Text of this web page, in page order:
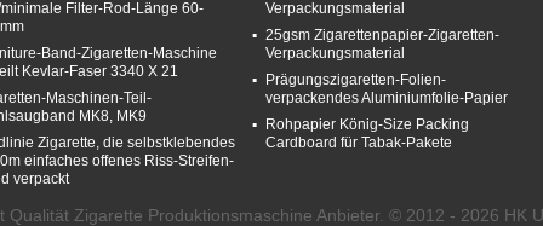
Seite::
ect
Angebot-
Drucken
Simplexkleber
Anwendung:
Zigaretten-
Kosmetik-Medizin-
Nahrungsmittelkarton-
Paket
Filter-Rod-Länge 60-
Band-Zigaretten-Maschine
Kevlar-Faser 3340 X 21
Maschinen-Teil-
MK8, MK9
Zigarette, die selbstklebendes
einfaches offenes Riss-Streifen-
verpackt
Verpackungsmaterial
25gsm Zigarettenpapier-Zigaretten-
Verpackungsmaterial
Prägungszigaretten-Folien-
verpackendes Aluminiumfolie-Papier
Rohpapier König-Size Packing
Cardboard für Tabak-Pakete
Qualität Zigarette Produktionsmaschine Anbieter. © 2012 - 2026 HK